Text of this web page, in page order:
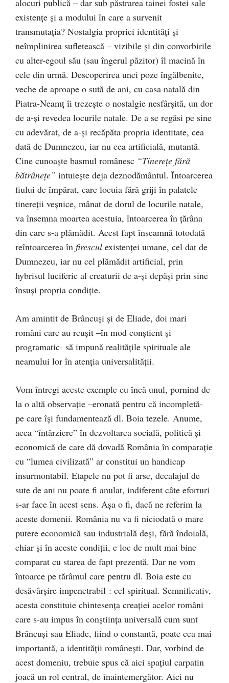
alocuri publică – dar sub păstrarea tainei fostei sale
existenţe şi a modului în care a survenit
transmutaţia? Nostalgia propriei identităţi şi
neîmplinirea sufletească – vizibile şi din convorbirile
cu alter-egoul său (sau îngerul păzitor) îl macină în
cele din urmă. Descoperirea unei poze îngălbenite,
veche de aproape o sută de ani, cu casa natală din
Piatra-Neamţ îi trezeşte o nostalgie nesfârşită, un dor
de a-şi revedea locurile natale. De a se regăsi pe sine
cu adevărat, de a-şi recăpăta propria identitate, cea
dată de Dumnezeu, iar nu cea artificială, mutantă.
Cine cunoaşte basmul românesc “Tinereţe fără
bătrâneţe” intuieşte deja deznodământul. Întoarcerea
fiului de împărat, care locuia fără griji în palatele
tinereţii veşnice, mânat de dorul de locurile natale,
va însemna moartea acestuia, întoarcerea în ţărâna
din care s-a plămădit. Acest fapt înseamnă totodată
reîntoarcerea în firescul existenţei umane, cel dat de
Dumnezeu, iar nu cel plămădit artificial, prin
hybrisul luciferic al creaturii de a-şi depăşi prin sine
însuşi propria condiţie.
Am amintit de Brâncuşi şi de Eliade, doi mari
români care au reuşit –în mod conştient şi
programatic- să impună realităţile spirituale ale
neamului lor în atenţia universalităţii.
Vom întregi aceste exemple cu încă unul, pornind de
la o altă observaţie –eronată pentru că incompletă-
pe care îşi fundamentează dl. Boia tezele. Anume,
acea “întârziere” în dezvoltarea socială, politică şi
economică de care dă dovadă România în comparaţie
cu “lumea civilizată” ar constitui un handicap
insurmontabil. Etapele nu pot fi arse, decalajul de
sute de ani nu poate fi anulat, indiferent câte eforturi
s-ar face în acest sens. Aşa o fi, dacă ne referim la
aceste domenii. România nu va fi niciodată o mare
putere economică sau industrială deşi, fără îndoială,
chiar şi în aceste condiţii, e loc de mult mai bine
comparat cu starea de fapt prezentă. Dar ne vom
întoarce pe tărâmul care pentru dl. Boia este cu
desăvârşire impenetrabil : cel spiritual. Semnificativ,
acesta constituie chintesenţa creaţiei acelor români
care s-au impus în conştiinţa universală cum sunt
Brâncuşi sau Eliade, fiind o constantă, poate cea mai
importantă, a identităţii româneşti. Dar, vorbind de
acest domeniu, trebuie spus că aici spaţiul carpatin
joacă un rol central, de înaintemergător. Aici nu